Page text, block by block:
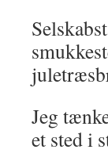
Jeg
et sted i